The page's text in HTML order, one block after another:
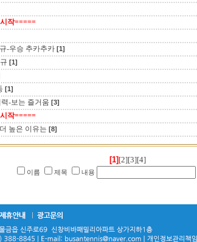
작=====
-우승 추카추카 [1]
[1]
[1]
-보는 즐거움 [3]
작=====
높은 이유는 [8]
[1] [2][3][4]
이름 제목 내용